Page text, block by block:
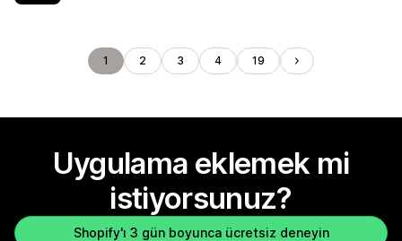
1 2 3 4 19
Uygulama eklemek mi
istiyorsunuz?
Shopify'ı 3 gün boyunca ücretsiz deneyin